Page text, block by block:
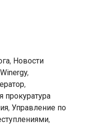
, Новости
Winergy,
,
прокуратура
, Управление по
,